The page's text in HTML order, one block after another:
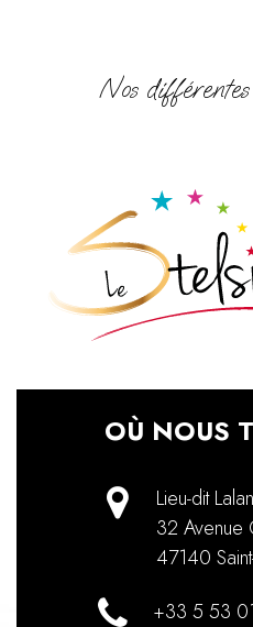
Nos différentes
OÙ NOUS
Lieu-dit
32 Avenue
47140
+33 5 53